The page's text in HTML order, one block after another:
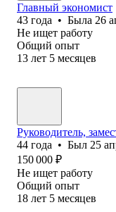
Главный экономист
43 года • Была 26
Не ищет работу
Общий опыт
13 лет 5 месяцев
Руководитель,
44 года • Был 25
150 000 ₽
Не ищет работу
Общий опыт
18 лет 5 месяцев